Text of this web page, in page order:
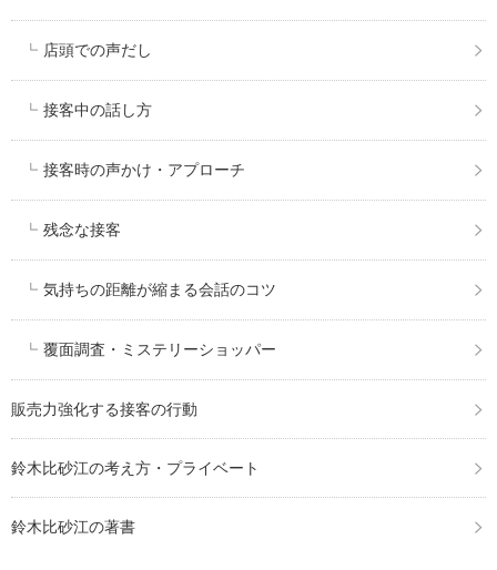
店頭での声だし
接客中の話し方
接客時の声かけ・アプローチ
残念な接客
気持ちの距離が縮まる会話のコツ
覆面調査・ミステリーショッパー
販売力強化する接客の行動
鈴木比砂江の考え方・プライベート
鈴木比砂江の著書